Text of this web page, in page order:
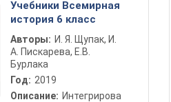
Учебники Всемирная
история 6 класс
Авторы: И. Я. Щупак, И.
А. Пискарева, Е.В.
Бурлака
Год: 2019
Описание: Интегрирова